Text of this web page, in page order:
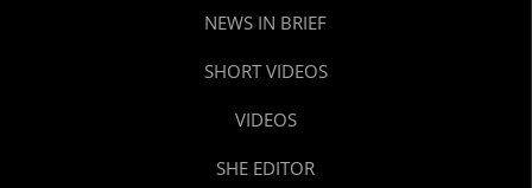
NEWS IN BRIEF
SHORT VIDEOS
VIDEOS
SHE EDITOR